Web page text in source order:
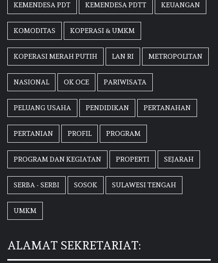
KEMENDESA PDT KEMENDESA PDTT KEUANGAN
KOMODITAS KOPERASI & UMKM
KOPERASI MERAH PUTIH LAN RI METROPOLITAN
NASIONAL OK OCE PARIWISATA
PELUANG USAHA PENDIDIKAN PERTANAHAN
PERTANIAN PROFIL PROGRAM
PROGRAM DAN KEGIATAN PROPERTI SEJARAH
SERBA - SERBI SOSOK SULAWESI TENGAH
UMKM
ALAMAT SEKRETARIAT: